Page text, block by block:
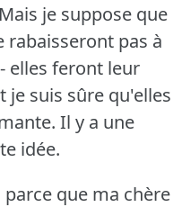
Mais je suppose que
rabaisseront pas à
elles feront leur
je suis sûre qu'elles
Il y a une
idée.
parce que ma chère